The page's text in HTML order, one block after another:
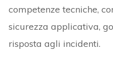
competenze tecniche,
sicurezza applicativa,
risposta agli incidenti.